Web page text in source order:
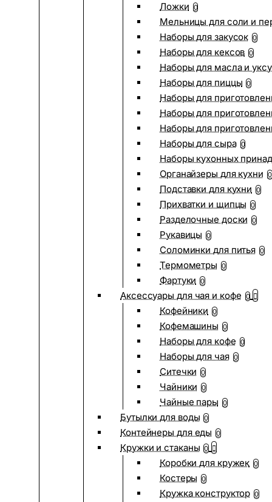
Ложки 0
Мельницы для соли и
Наборы для закусок 0
Наборы для кексов 0
Наборы для масла и
Наборы для пиццы 0
Наборы для
Наборы для
Наборы для
Наборы для сыра 0
Наборы кухонных
Органайзеры для кухни 0
Подставки для кухни 0
Прихватки и щипцы 0
Разделочные доски 0
Рукавицы 0
Соломинки для питья 0
Термометры 0
Фартуки 0
Аксессуары для чая и кофе 0
Кофейники 0
Кофемашины 0
Наборы для кофе 0
Наборы для чая 0
Ситечки 0
Чайники 0
Чайные пары 0
Бутылки для воды 0
Контейнеры для еды 0
Кружки и стаканы 0
Коробки для кружек 0
Костеры 0
Кружка конструктор 0